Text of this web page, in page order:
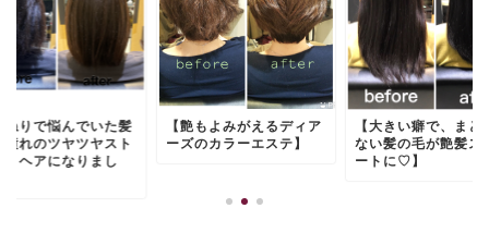
ねりで悩んでいた髪
憧れのツヤツヤスト
トヘアになりまし
【艶もよみがえるディア
ーズのカラーエステ】
【大きい癖で、まと
ない髪の毛が艶髪ス
ートに♡】